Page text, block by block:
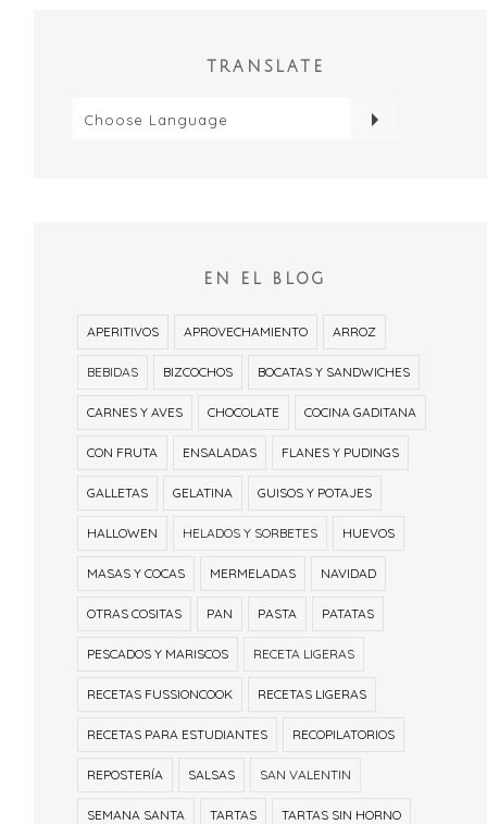
TRANSLATE
EN EL BLOG
APERITIVOS APROVECHAMIENTO ARROZ
BEBIDAS BIZCOCHOS BOCATAS Y SANDWICHES
CARNES Y AVES CHOCOLATE COCINA GADITANA
CON FRUTA ENSALADAS FLANES Y PUDINGS
GALLETAS GELATINA GUISOS Y POTAJES
HALLOWEN HELADOS Y SORBETES HUEVOS
MASAS Y COCAS MERMELADAS NAVIDAD
OTRAS COSITAS PAN PASTA PATATAS
PESCADOS Y MARISCOS RECETA LIGERAS
RECETAS FUSSIONCOOK RECETAS LIGERAS
RECETAS PARA ESTUDIANTES RECOPILATORIOS
REPOSTERÍA SALSAS SAN VALENTIN
SEMANA SANTA TARTAS TARTAS SIN HORNO